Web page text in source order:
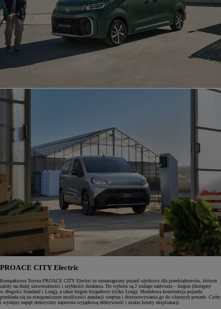
PROACE CITY Electric
Kompaktowa Toyota PROACE CITY Electric to niezastąpiony pojazd użytkowy dla przedsiębiorców, którym
zależy na dużej uniwersalności i szybkości działania. Do wyboru są 2 rodzaje nadwozia – furgon (dostępny
w długości Standard i Long), a także furgon brygadowy (tylko Long). Modułowa konstrukcja pojazdu
przekłada się na nieograniczone możliwości aranżacji wnętrza i dostosowywania go do własnych potrzeb. Cichy
i wydajny napęd elektryczny zapewnia wyjątkową efektywność i niskie koszty eksploatacji.